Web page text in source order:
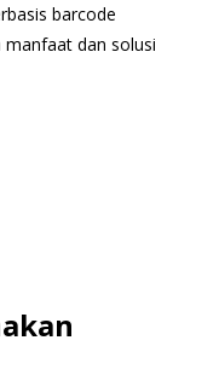
barcode
dan solusi